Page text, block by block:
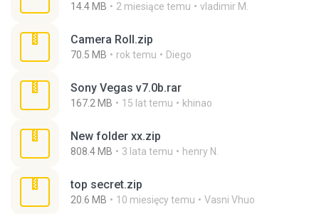
14.4 MB 2 miesiące temu vladimir M.
Camera Roll.zip
70.5 MB rok temu Diego
Sony Vegas v7.0b.rar
167.2 MB 15 lat temu khinao
New folder xx.zip
808.4 MB 3 lata temu henry N.
top secret.zip
20.6 MB 10 miesięcy temu Vasni Vhuo